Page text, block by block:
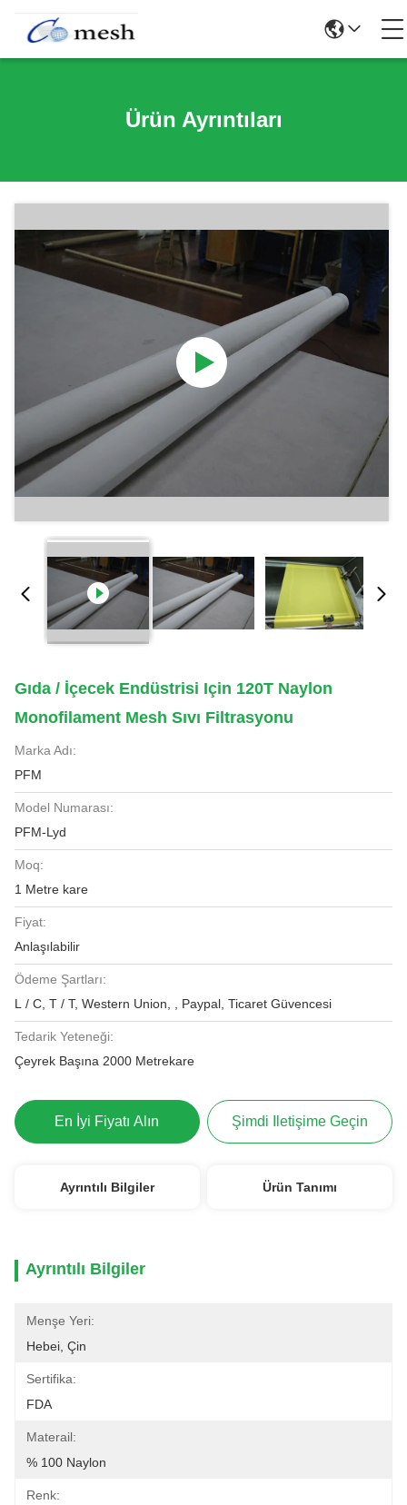
Ürün Ayrıntıları
Gıda / İçecek Endüstrisi Için 120T Naylon
Monofilament Mesh Sıvı Filtrasyonu
Marka Adı:
PFM
Model Numarası:
PFM-Lyd
Moq:
1 Metre kare
Fiyat:
Anlaşılabilir
Ödeme Şartları:
L / C, T / T, Western Union, , Paypal, Ticaret Güvencesi
Tedarik Yeteneği:
Çeyrek Başına 2000 Metrekare
En İyi Fiyatı Alın Şimdi Iletişime Geçin
Ayrıntılı Bilgiler Ürün Tanımı
Ayrıntılı Bilgiler
Menşe Yeri:
Hebei, Çin
Sertifika:
FDA
Materail:
% 100 Naylon
Renk: